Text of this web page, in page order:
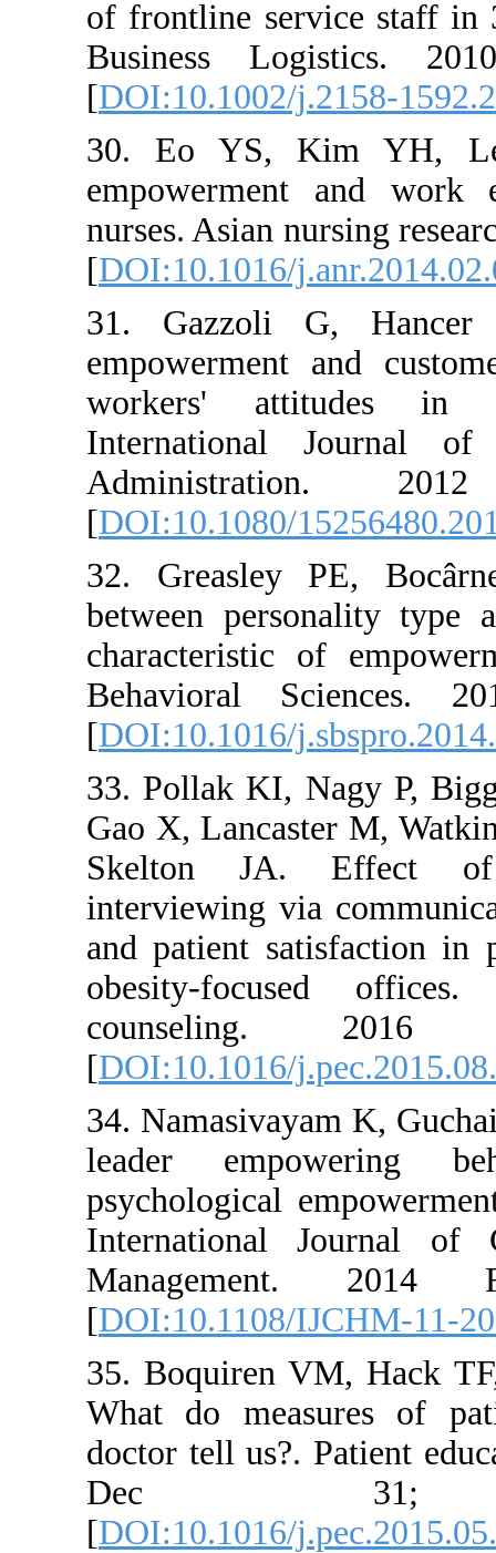
of frontline service
Business
[DOI:10.1002/
30. Eo YS,
empowerment
nurses. Asian
[DOI:10.1016/
31. Gazzoli G,
empowerment
workers'
International
[DOI:10.1080/
32. Greasley
between
characteristic of
Behavioral
[DOI:10.1016/
33. Pollak KI,
Gao X, Lancaster
Skelton JA.
interviewing via
and patient
obesity-focused
counseling.
[DOI:10.1016/
34. Namasivayam
leader
psychological
International
[DOI:10.1108/
35. Boquiren VM,
What do
doctor tell us?.
Dec 31;
[DOI:10.1016/